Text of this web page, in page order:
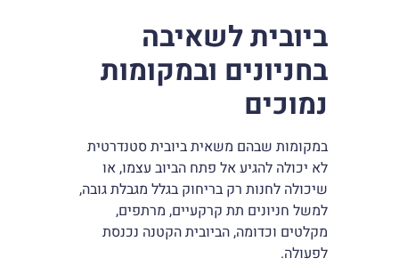
ביובית לשאיבה
בחניונים ובמקומות
נמוכים
במקומות שבהם משאית ביובית סטנדרטית
לא יכולה להגיע אל פתח הביוב עצמו, או
שיכולה לחנות רק בריחוק בגלל מגבלת גובה,
למשל חניונים תת קרקעיים, מרתפים,
מקלטים וכדומה, הביובית הקטנה נכנסת
לפעולה.